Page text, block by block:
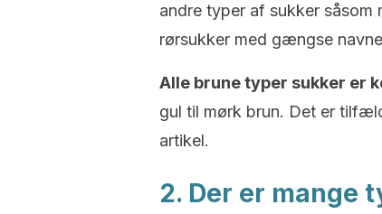
andre typer af sukker såsom
rørsukker med gængse
Alle brune typer sukker er
gul til mørk brun. Det er
artikel.
2. Der er mange